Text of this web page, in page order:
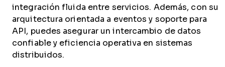
integración fluida entre servicios. Además, con su
arquitectura orientada a eventos y soporte para
API, puedes asegurar un intercambio de datos
confiable y eficiencia operativa en sistemas
distribuidos.